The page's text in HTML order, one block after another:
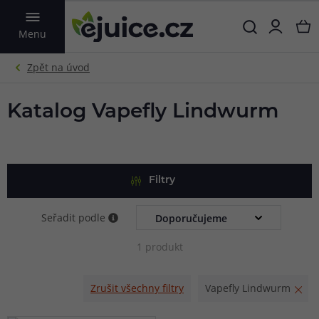
Menu
VYHLEDAT
Katalog Vapefly Lindwurm
Filtry
Seřadit podle
1 produkt
Zrušit všechny filtry Vapefly Lindwurm